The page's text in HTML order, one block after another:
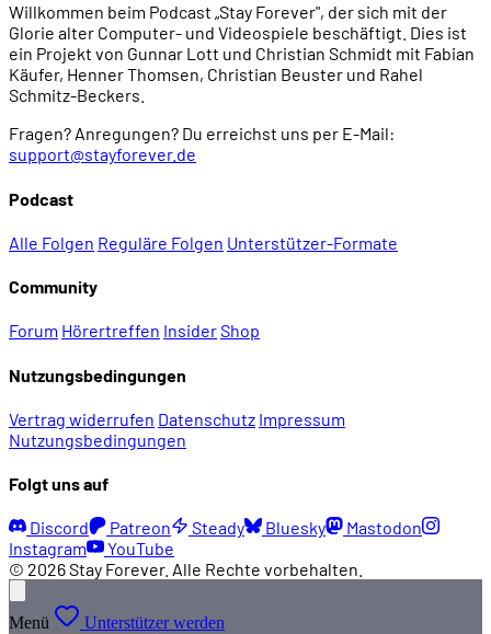
Willkommen beim Podcast „Stay Forever", der sich mit der
Glorie alter Computer- und Videospiele beschäftigt. Dies ist
ein Projekt von Gunnar Lott und Christian Schmidt mit Fabian
Käufer, Henner Thomsen, Christian Beuster und Rahel
Schmitz-Beckers.
Fragen? Anregungen? Du erreichst uns per E-Mail:
support@stayforever.de
Podcast
Alle Folgen Reguläre Folgen Unterstützer-Formate
Community
Forum Hörertreffen InsiderShop
Nutzungsbedingungen
Vertrag widerrufen Datenschutz Impressum
Nutzungsbedingungen
Folgt uns auf
Discord Patreon Steady Bluesky
Mastodon
Instagram
YouTube
© 2026 Stay Forever. Alle Rechte vorbehalten.
Menü Unterstützer werden